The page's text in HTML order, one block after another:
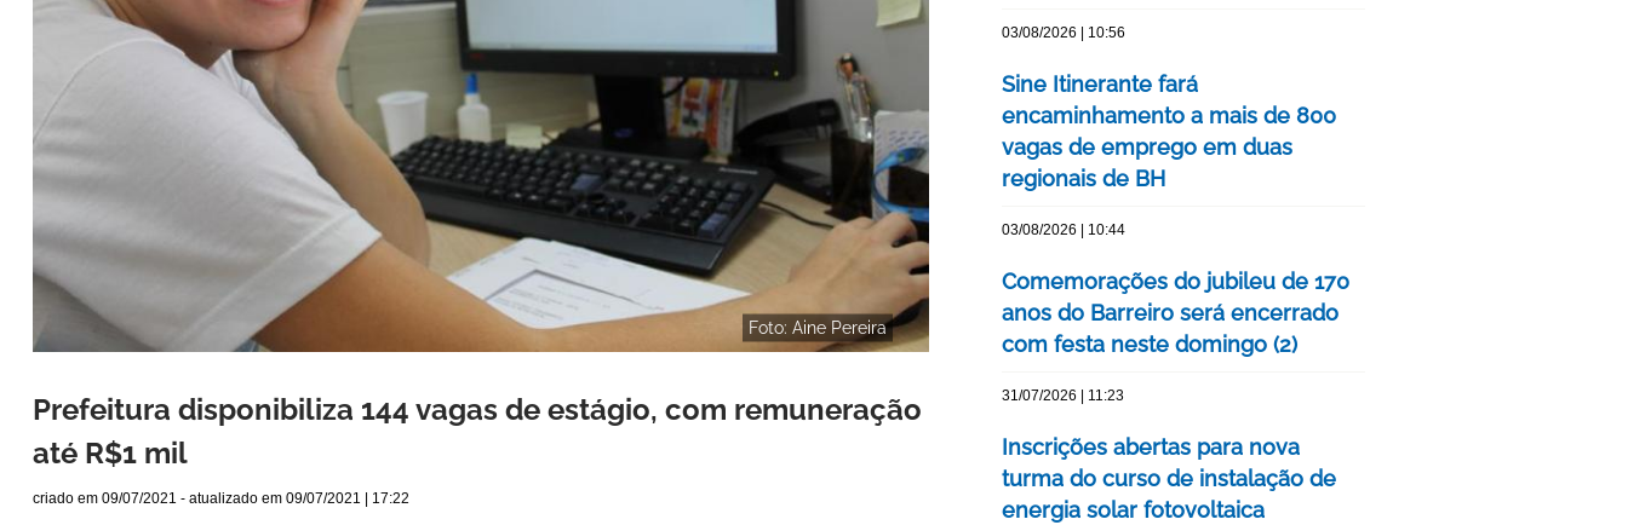
Foto: Aine Pereira
Prefeitura disponibiliza 144 vagas de estágio, com remuneração
até R$1 mil
criado em 09/07/2021 - atualizado em 09/07/2021 | 17:22
03/08/2026 | 10:56
Sine Itinerante fará
encaminhamento a mais de 800
vagas de emprego em duas
regionais de BH
03/08/2026 | 10:44
Comemorações do jubileu de 170
anos do Barreiro será encerrado
com festa neste domingo (2)
31/07/2026 | 11:23
Inscrições abertas para nova
turma do curso de instalação de
energia solar fotovoltaica